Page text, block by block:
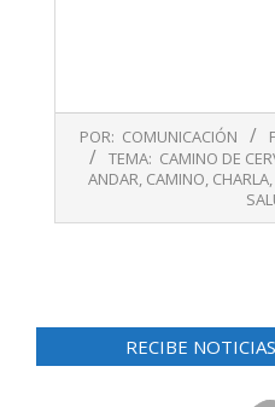
11-
POR: COMUNICACIÓN
TEMA: CAMINO DE
ANDAR, CAMINO, CHARLA,
RECIBE